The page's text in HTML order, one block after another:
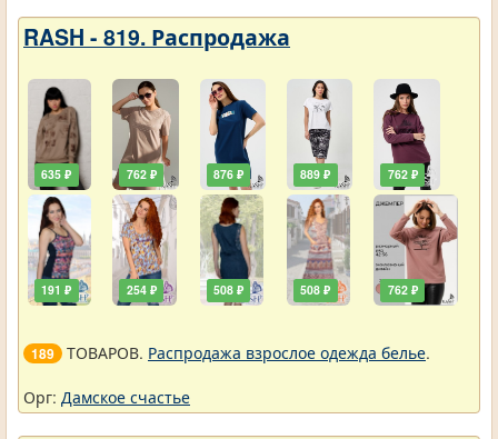
RASH - 819. Распродажа
635 ₽
191 ₽
762 ₽
254 ₽
876 ₽
508 ₽
889 ₽
508 ₽
762 ₽
762 ₽
189 ТОВАРОВ. Распродажа взрослое одежда белье.
Орг: Дамское счастье